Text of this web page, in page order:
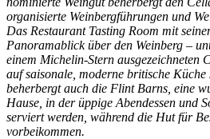
organisierte Weinbergführungen und
Das Restaurant Tasting Room mit
Panoramablick über den Weinberg –
einem Michelin-Stern ausgezeichneten
auf saisonale, moderne britische
beherbergt auch die Flint Barns, eine
Hause, in der üppige Abendessen und
serviert werden, während die Hut für
vorbeikommen.